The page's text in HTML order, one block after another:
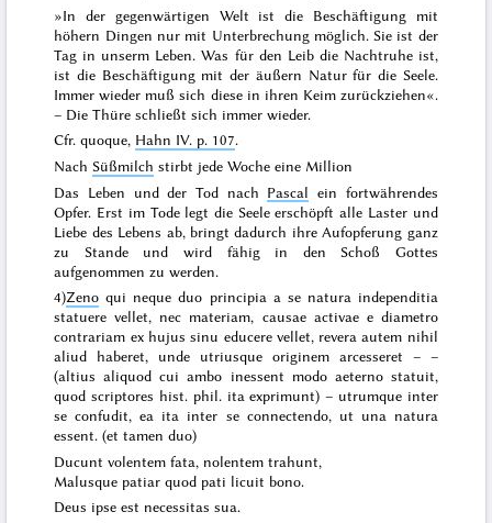
»In der gegenwärtigen Welt ist die Beschäftigung mit
höhern Dingen nur mit Unterbrechung möglich. Sie ist der
Tag in unserm Leben. Was für den Leib die Nachtruhe ist,
ist die Beschäftigung mit der äußern Natur für die Seele.
Immer wieder muß sich diese in ihren Keim zurückziehen«.
– Die Thüre schließt sich immer wieder.
Cfr. quoque, Hahn IV. p. 107.
Nach Süßmilch stirbt jede Woche eine Million
Das Leben und der Tod nach Pascal ein fortwährendes
Opfer. Erst im Tode legt die Seele erschöpft alle Laster und
Liebe des Lebens ab, bringt dadurch ihre Aufopferung ganz
zu Stande und wird fähig in den Schoß Gottes
aufgenommen zu werden.
4)Zeno qui neque duo principia a se natura independitia
statuere vellet, nec materiam, causae activae e diametro
contrariam ex hujus sinu educere vellet, revera autem nihil
aliud haberet, unde utriusque originem arcesseret – –
(altius aliquod cui ambo inessent modo aeterno statuit,
quod scriptores hist. phil. ita exprimunt) – utrumque inter
se confudit, ea ita inter se connectendo, ut una natura
essent. (et tamen duo)
Ducunt volentem fata, nolentem trahunt,
Malusque patiar quod pati licuit bono.
Deus ipse est necessitas sua.